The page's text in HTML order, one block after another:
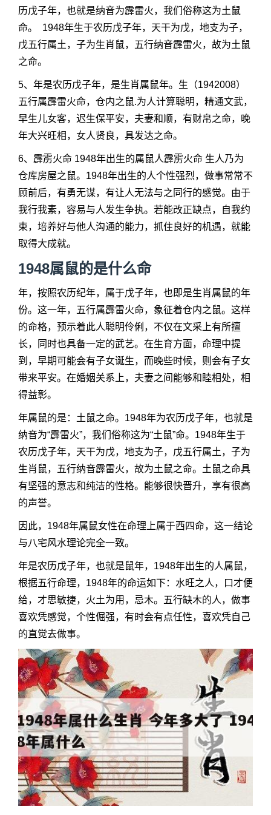
历戊子年，也就是纳音为霹雷火，我们俗称这为土鼠
命。 1948年生于农历戊子年，天干为戊，地支为子，
戊五行属土，子为生肖鼠，五行纳音霹雷火，故为土鼠
之命。
5、年是农历戊子年，是生肖属鼠年。生（1942008）
五行属霹雷火命，仓内之鼠.为人计算聪明，精通文武，
早生儿女客，迟生保平安，夫妻和顺，有财帛之命，晚
年大兴旺相，女人贤良，具发达之命。
6、霹雳火命 1948年出生的属鼠人霹雳火命 生人乃为
仓库房屋之鼠。1948年出生的人个性强烈，做事常常不
顾前后，有勇无谋，有让人无法与之同行的感觉。由于
我行我素，容易与人发生争执。若能改正缺点，自我约
束，培养好与他人沟通的能力，抓住良好的机遇，就能
取得大成就。
1948属鼠的是什么命
年，按照农历纪年，属于戊子年，也即是生肖属鼠的年
份。这一年，五行属霹雷火命，象征着仓内之鼠。这样
的命格，预示着此人聪明伶俐，不仅在文采上有所擅
长，同时也具备一定的武艺。在生育方面，命理中提
到，早期可能会有子女诞生，而晚些时候，则会有子女
带来平安。在婚姻关系上，夫妻之间能够和睦相处，相
得益彰。
年属鼠的是：土鼠之命。1948年为农历戊子年，也就是
纳音为“霹雷火”，我们俗称这为“土鼠”命。1948年生于
农历戊子年，天干为戊，地支为子，戊五行属土，子为
生肖鼠，五行纳音霹雷火，故为土鼠之命。土鼠之命具
有坚强的意志和纯洁的性格。能够很快晋升，享有很高
的声誉。
因此，1948年属鼠女性在命理上属于西四命，这一结论
与八宅风水理论完全一致。
年是农历戊子年，也就是鼠年，1948年出生的人属鼠，
根据五行命理，1948年的命运如下：水旺之人，口才便
给，才思敏捷，火土为用，忌木。五行缺木的人，做事
喜欢凭感觉，个性倔强，有时会有点任性，喜欢凭自己
的直觉去做事。